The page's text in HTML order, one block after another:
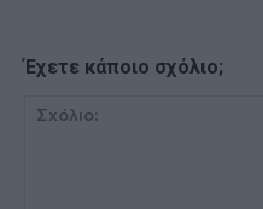
Έχετε κάποιο σχόλιο;